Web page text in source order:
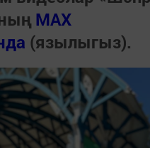
MAX
(язылыгыз).